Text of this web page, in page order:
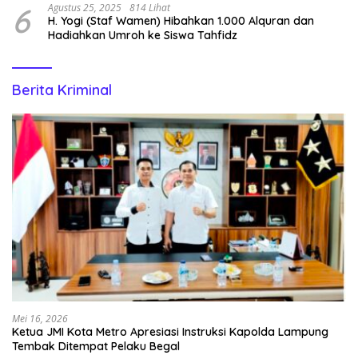
6 Agustus 25, 2025 814 Lihat
H. Yogi (Staf Wamen) Hibahkan 1.000 Alquran dan
Hadiahkan Umroh ke Siswa Tahfidz
Berita Kriminal
Mei 16, 2026
Ketua JMI Kota Metro Apresiasi Instruksi Kapolda Lampung
Tembak Ditempat Pelaku Begal